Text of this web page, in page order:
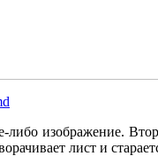
изображение.
лист и